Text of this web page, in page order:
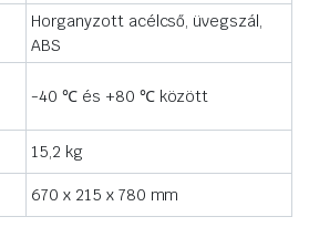
Horganyzott acélcső, üvegszál,
ABS
-40 ℃ és +80 ℃ között
15,2 kg
670 x 215 x 780 mm